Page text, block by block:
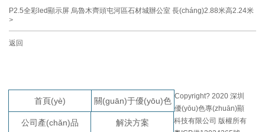
P2.5全彩led顯示屏 烏魯木齊頭屯河區石材城辦公室 長(cháng)2.88米高2.24米
>
返回
首頁(yè) 關(guān)于優(yōu)色
公司產(chǎn)品 解決方案
Copyright? 2020 深圳
優(yōu)色專(zhuān)顯
科技有限公司 版權所有